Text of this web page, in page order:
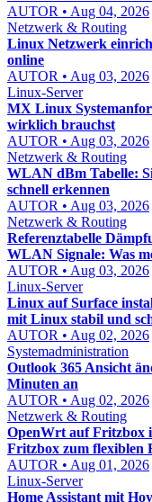
AUTOR • Aug 04, 2026
Netzwerk & Routing
Linux Netzwerk
online
AUTOR • Aug 03, 2026
Linux-Server
MX Linux
wirklich brauchst
AUTOR • Aug 03, 2026
Netzwerk & Routing
WLAN dBm Tabelle:
schnell erkennen
AUTOR • Aug 03, 2026
Netzwerk & Routing
Referenztabelle
WLAN Signale: Was
AUTOR • Aug 03, 2026
Linux-Server
Linux auf Surface
mit Linux stabil und
AUTOR • Aug 02, 2026
Systemadministration
Outlook 365 Ansicht
Minuten an
AUTOR • Aug 02, 2026
Netzwerk & Routing
OpenWrt auf Fritzbox
Fritzbox zum flexiblen
AUTOR • Aug 01, 2026
Linux-Server
Home Assistant mit